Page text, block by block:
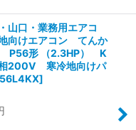
山口・業務用エアコ
向けエアコン てんか
形 （2.3HP） K
200V 寒冷地向けパ
]